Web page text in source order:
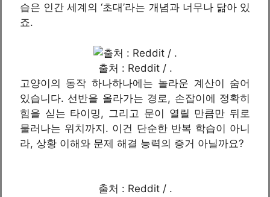
습은 인간 세계의 ‘초대’라는 개념과 너무나 닮아 있
죠.
출처 : Reddit / .
고양이의 동작 하나하나에는 놀라운 계산이 숨어
있습니다. 선반을 올라가는 경로, 손잡이에 정확히
힘을 싣는 타이밍, 그리고 문이 열릴 만큼만 뒤로
물러나는 위치까지. 이건 단순한 반복 학습이 아니
라, 상황 이해와 문제 해결 능력의 증거 아닐까요?
출처 : Reddit / .